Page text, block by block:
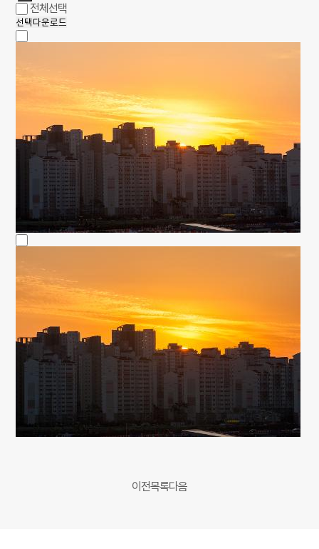
전체선택
선택다운로드
이전목록다음